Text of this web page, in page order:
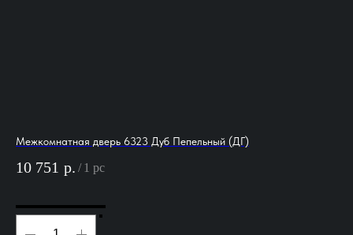
Межкомнатная дверь 6323 Дуб Пепельный (ДГ)
10 751 р. / 1 pc